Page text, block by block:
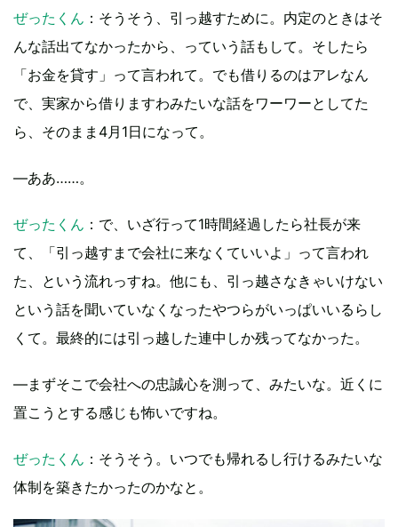
ぜったくん ：そうそう、引っ越すために。内定のときはそ
んな話出てなかったから、っていう話もして。そしたら
「お金を貸す」って言われて。でも借りるのはアレなん
で、実家から借りますわみたいな話をワーワーとしてた
ら、そのまま4月1日になって。
―ああ……。
ぜったくん ：で、いざ行って1時間経過したら社長が来
て、「引っ越すまで会社に来なくていいよ」って言われ
た、という流れっすね。他にも、引っ越さなきゃいけない
という話を聞いていなくなったやつらがいっぱいいるらし
くて。最終的には引っ越した連中しか残ってなかった。
―まずそこで会社への忠誠心を測って、みたいな。近くに
置こうとする感じも怖いですね。
ぜったくん ：そうそう。いつでも帰れるし行けるみたいな
体制を築きたかったのかなと。